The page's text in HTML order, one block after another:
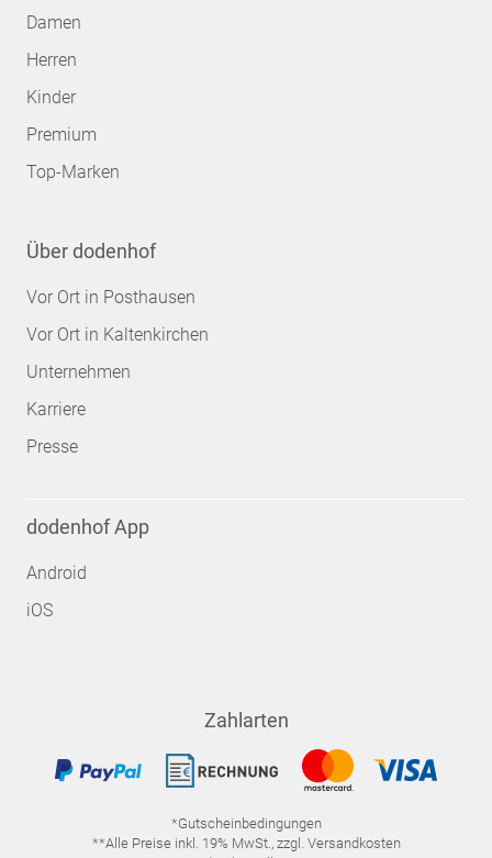
Damen
Herren
Kinder
Premium
Top-Marken
Über dodenhof
Vor Ort in Posthausen
Vor Ort in Kaltenkirchen
Unternehmen
Karriere
Presse
dodenhof App
Android
iOS
Zahlarten
*Gutscheinbedingungen
**Alle Preise inkl. 19% MwSt., zzgl. Versandkosten